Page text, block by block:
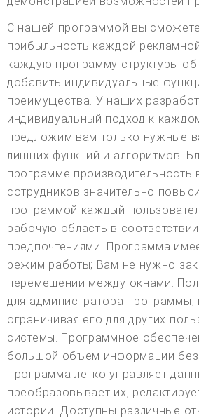
С нашей программой вы
прибыльность каждой
каждую программу структуры
добавить индивидуальные
преимущества. У наших
индивидуальный подход к
предложим вам только нужные
лишних функций и алгоритмов.
программе производительность
сотрудников значительно
программой каждый
рабочую область в
предпочтениями. Программа
режим работы; Вам не нужно
перемещении между окнами.
для администратора
ограничивая его для других
системы. Программное
большой объем информации без
Программа легко управляет
преобразовывает их,
истории. Доступны различные